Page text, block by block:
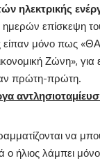
ηλεκτρικής
επίσκεψη
είπαν μόνο πως
Ζώνη»,
πρώτη-πρώτη.
να
ήλιος λάμπει